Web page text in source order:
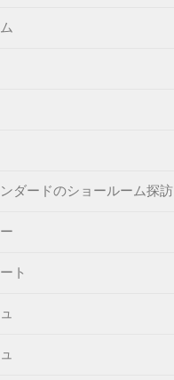
ダードのショールーム探訪
ト